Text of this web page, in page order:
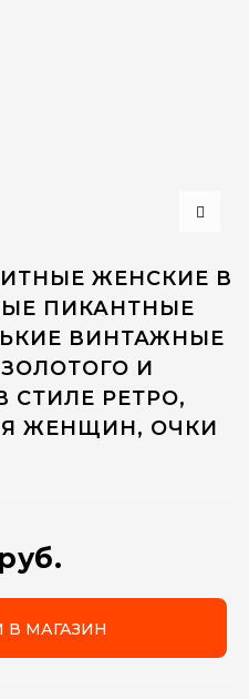
ЖЕНСКИЕ В
ПИКАНТНЫЕ
ВИНТАЖНЫЕ
И
СТИЛЕ РЕТРО,
ЖЕНЩИН, ОЧКИ
В МАГАЗИН